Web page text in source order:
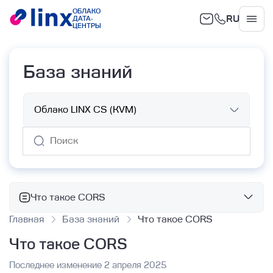
ОБЛАКО
ДАТА-
ЦЕНТРЫ
RU
Облако
База знаний
Что такое CORS
Базовые сервисы
Облачные вычисления
Работа с ВМ с помощью Terraform
Объектное хранилище
Главная База знаний Что такое CORS
Что такое CORS
Последнее изменение 2 апреля 2025